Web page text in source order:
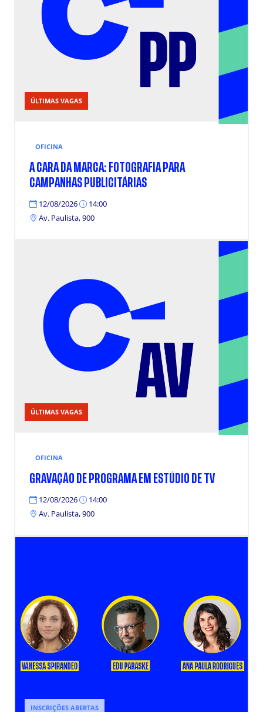
ÚLTIMAS VAGAS
OFICINA
A CARA DA MARCA: FOTOGRAFIA PARA
CAMPANHAS PUBLICITÁRIAS
12/08/2026
14:00
Av. Paulista, 900
ÚLTIMAS VAGAS
OFICINA
GRAVAÇÃO DE PROGRAMA EM ESTÚDIO DE TV
12/08/2026
14:00
Av. Paulista, 900
INSCRIÇÕES ABERTAS